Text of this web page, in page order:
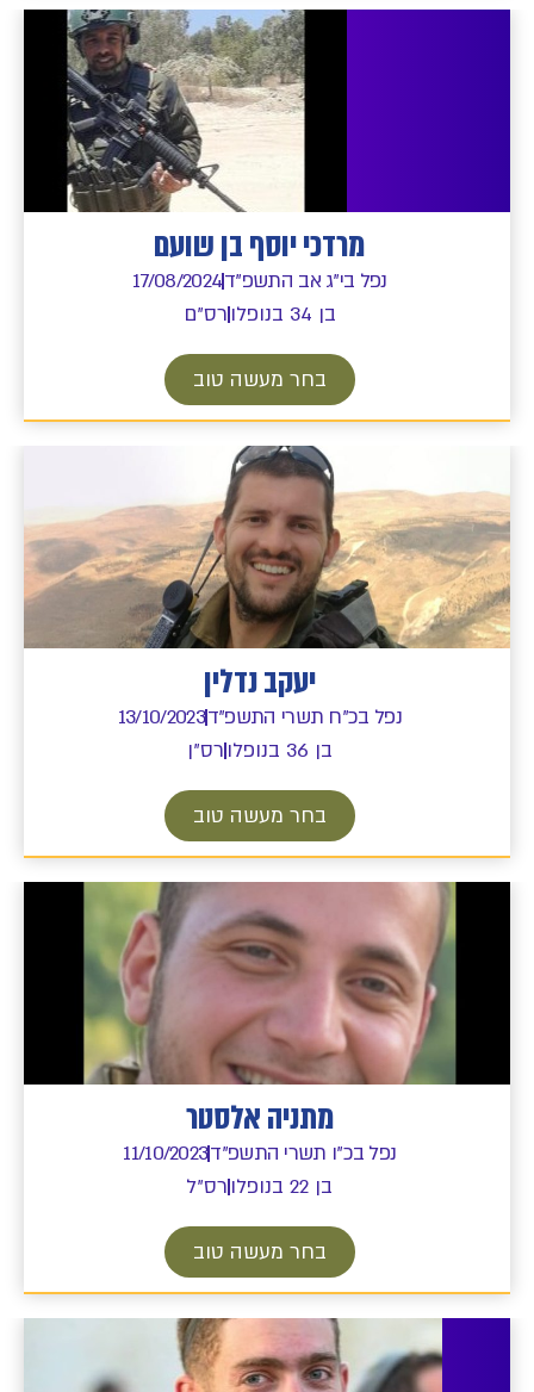
מרדכי יוסף בן שועם
נפל בי"ג אב התשפ"ד17/08/2024
בן 34 בנופלו
רס"ם
בחר מעשה טוב
יעקב נדלין
נפל בכ"ח תשרי התשפ"ד13/10/2023
בן 36 בנופלו
רס"ן
בחר מעשה טוב
מתניה אלסטר
נפל בכ"ו תשרי התשפ"ד11/10/2023
בן 22 בנופלו
רס"ל
בחר מעשה טוב